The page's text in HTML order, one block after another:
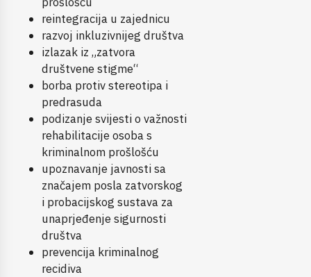
reintegracija u zajednicu
razvoj inkluzivnijeg društva
izlazak iz „zatvora
društvene stigme“
borba protiv stereotipa i
predrasuda
podizanje svijesti o važnosti
rehabilitacije osoba s
kriminalnom prošlošću
upoznavanje javnosti sa
značajem posla zatvorskog
i probacijskog sustava za
unaprjeđenje sigurnosti
društva
prevencija kriminalnog
recidiva